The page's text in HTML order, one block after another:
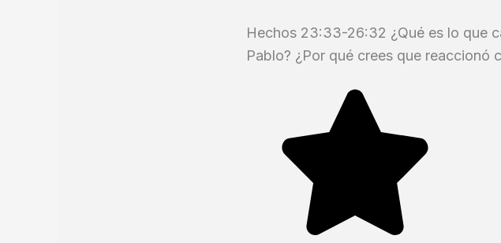
Hechos 23:33-26:32 ¿Qué es lo que
Pablo? ¿Por qué crees que reaccionó